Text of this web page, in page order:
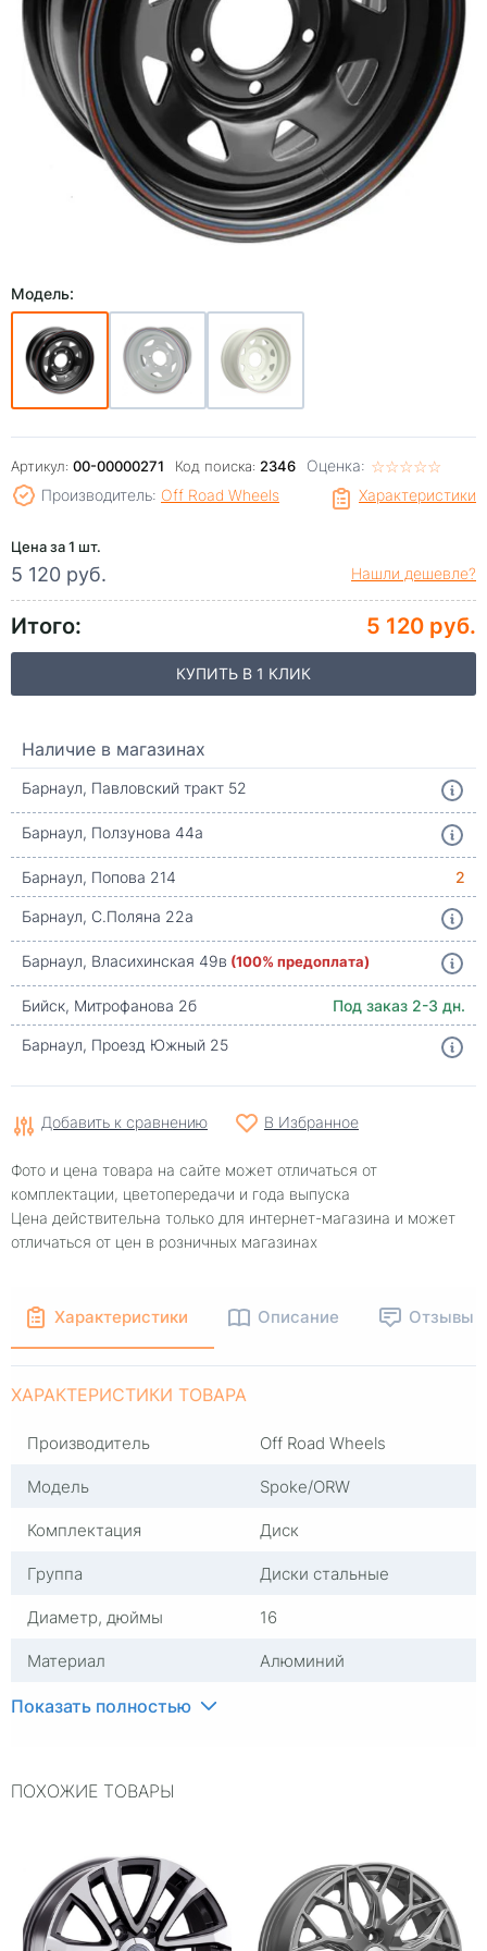
Модель:
Артикул: 00-00000271 Код поиска: 2346 Оценка: ☆☆☆☆☆
★★★★★
Характеристики
Производитель: Off Road Wheels
Цена за 1 шт.
5 120 руб. Нашли дешевле?
Итого: 5 120 руб.
КУПИТЬ В 1 КЛИК
Наличие в магазинах
Барнаул, Павловский тракт 52
Барнаул, Ползунова 44а
Барнаул, Попова 214
2
Барнаул, С.Поляна 22а
Барнаул, Власихинская 49в (100% предоплата)
Бийск, Митрофанова 2б
Под заказ 2-3 дн.
Барнаул, Проезд Южный 25
Добавить к сравнению В Избранное
Фото и цена товара на сайте может отличаться от
комплектации, цветопередачи и года выпуска
Цена действительна только для интернет-магазина и может
отличаться от цен в розничных магазинах
Характеристики Описание Отзывы
ХАРАКТЕРИСТИКИ ТОВАРА
Производитель
Off Road Wheels
Модель
Spoke/ORW
Комплектация
Диск
Группа
Диски стальные
Диаметр, дюймы
16
Материал
Алюминий
Количество в упаковке,
Вылет
ЦО
110,1
Показать полностью
ПОХОЖИЕ ТОВАРЫ